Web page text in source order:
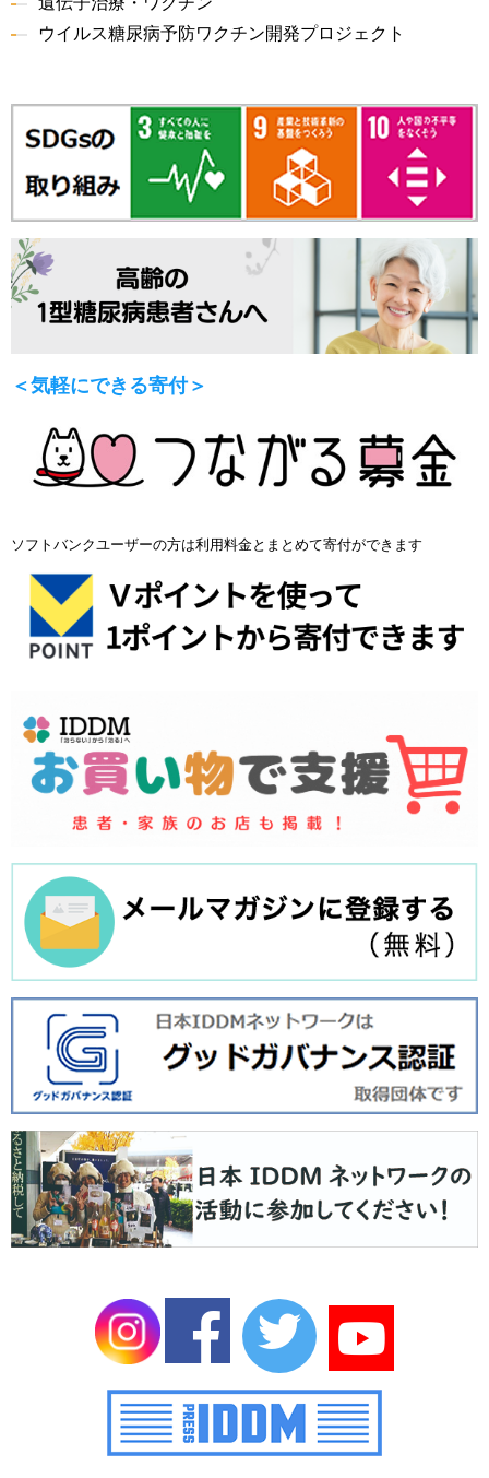
ウイルス糖尿病予防ワクチン開発プロジェクト
＜気軽にできる寄付＞
ソフトバンクユーザーの方は利用料金とまとめて寄付ができます